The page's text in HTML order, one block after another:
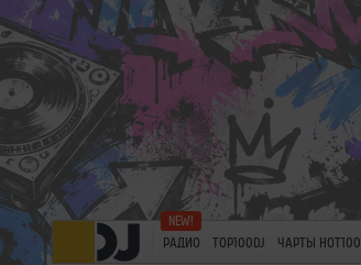
РАДИО TOP100DJ ЧАРТЫ HOT100